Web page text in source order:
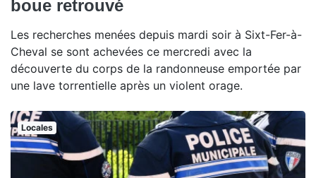
boue retrouvé
Les recherches menées depuis mardi soir à Sixt-Fer-à-
Cheval se sont achevées ce mercredi avec la
découverte du corps de la randonneuse emportée par
une lave torrentielle après un violent orage.
Locales